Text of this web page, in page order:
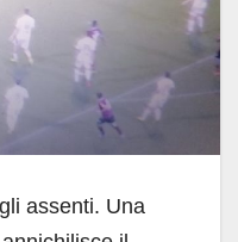
assenti. Una